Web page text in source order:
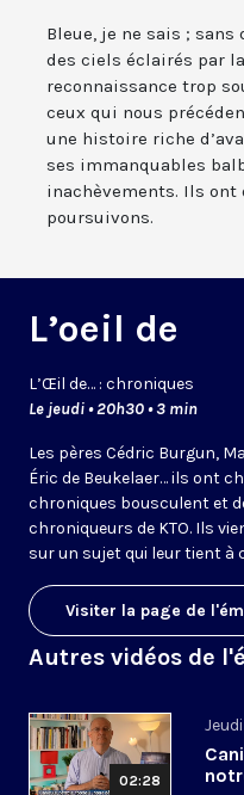
Bleue, je ne sais ;
des ciels éclairés par
reconnaissance trop
ceux qui nous
une histoire riche
ses immanquables
inachèvements. Ils ont
poursuivons.
L’oeil de
L’Œil de… : chroniques
Le jeudi • 20h30 • 3 min
Les pères Cédric Burgun,
Éric de Beukelaer… ils ont
chroniques bousculent et
chroniqueurs de KTO. Ils
sur un sujet qui leur tient à
Visiter la page de
Autres vidéos de
02:28